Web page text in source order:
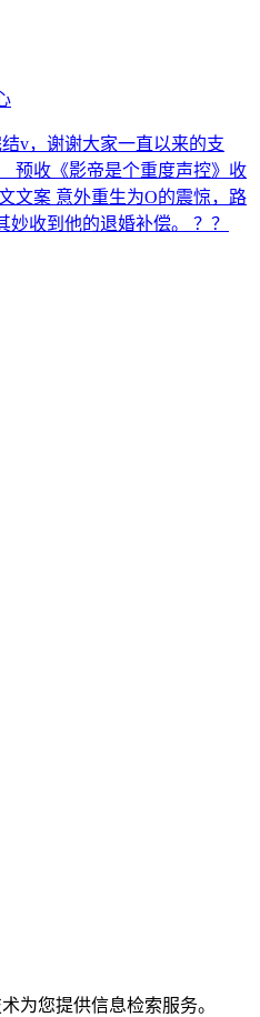
v，谢谢大家一直以来的支
预收《影帝是个重度声控》收
文案 意外重生为O的震惊，路
收到他的退婚补偿。 ？？
为您提供信息检索服务。